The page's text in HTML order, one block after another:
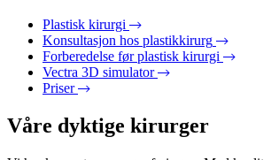
Plastisk kirurgi
Konsultasjon hos plastikkirurg
Forberedelse før plastisk kirurgi
Vectra 3D simulator
Priser
Våre dyktige kirurger